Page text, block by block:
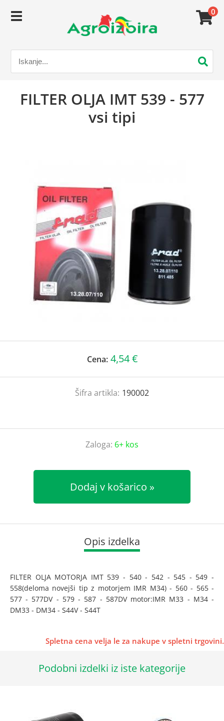
0
FILTER OLJA IMT 539 - 577
vsi tipi
Cena: 4,54 €
Šifra artikla: 190002
Zaloga: 6+ kos
Dodaj v košarico
Opis izdelka
FILTER OLJA MOTORJA IMT 539 - 540 - 542 - 545 - 549 -
558(deloma novejši tip z motorjem IMR M34) - 560 - 565 -
577 - 577DV - 579 - 587 - 587DV motor:IMR M33 - M34 -
DM33 - DM34 - S44V - S44T
Spletna cena velja le za nakupe v spletni trgovini.
Podobni izdelki iz iste kategorije